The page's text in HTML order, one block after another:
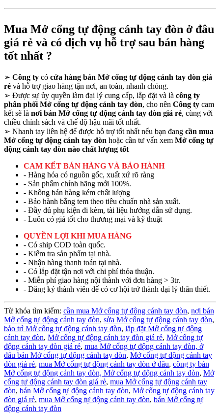
Mua Mở cổng tự động cánh tay đòn ở đâu
giá rẻ và có dịch vụ hỗ trợ sau bán hàng
tốt nhất ?
➢ Công ty có cửa hàng bán Mở cổng tự động cánh tay đòn giá
rẻ và hỗ trợ giao hàng tận nơi, an toàn, nhanh chóng.
➢ Được sự ủy quyền làm đại lý cung cấp, lắp đặt và là công ty
phân phối Mở cổng tự động cánh tay đòn, cho nên Công ty cam
kết sẽ là nơi bán Mở cổng tự động cánh tay đòn giá rẻ, cùng với
chiều chính sách và chế độ hậu mãi tốt nhất.
➢ Nhanh tay liên hệ để được hỗ trợ tốt nhất nếu bạn đang cần mua
Mở cổng tự động cánh tay đòn hoặc cần tư vấn xem Mở cổng tự
động cánh tay đòn nào chất lượng tốt
CAM KẾT BÁN HÀNG VÀ BẢO HÀNH
- Hàng hóa có nguồn gốc, xuất xứ rõ ràng
- Sản phẩm chính hãng mới 100%.
- Không bán hàng kém chất lượng
- Bảo hành bằng tem theo tiêu chuẩn nhà sản xuất.
- Đầy đủ phụ kiện đi kèm, tài liệu hướng dẫn sử dụng.
- Luôn có giá tốt cho thương mại và kỹ thuật
QUYỀN LỢI KHI MUA HÀNG
- Có ship COD toàn quốc.
- Kiểm tra sản phẩm tại nhà.
- Nhận hàng thanh toán tại nhà.
- Có lắp đặt tận nơi với chi phí thỏa thuận.
- Miễn phí giao hàng nội thành với đơn hàng > 3tr.
- Đăng ký thành viên để có cơ hội trở thành đại lý thân thiết.
Từ khóa tìm kiếm: cần mua Mở cổng tự động cánh tay đòn, nơi bán
Mở cổng tự động cánh tay đòn, sửa Mở cổng tự động cánh tay đòn,
bảo trì Mở cổng tự động cánh tay đòn, lắp đặt Mở cổng tự động
cánh tay đòn, Mở cổng tự động cánh tay đòn giá rẻ, Mở cổng tự
động cánh tay đòn giá rẻ, mua Mở cổng tự động cánh tay đòn, ở
đâu bán Mở cổng tự động cánh tay đòn, Mở cổng tự động cánh tay
đòn giá rẻ, mua Mở cổng tự động cánh tay đòn ở đâu, công ty bán
Mở cổng tự động cánh tay đòn, Mở cổng tự động cánh tay đòn, Mở
cổng tự động cánh tay đòn giá rẻ, mua Mở cổng tự động cánh tay
đòn, bán Mở cổng tự động cánh tay đòn, Mở cổng tự động cánh tay
đòn giá rẻ, mua Mở cổng tự động cánh tay đòn, bán Mở cổng tự
động cánh tay đòn